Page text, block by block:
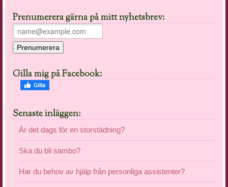
Prenumerera gärna på mitt nyhetsbrev:
Gilla mig på Facebook:
Senaste inläggen:
Är det dags för en storstädning?
Ska du bli sambo?
Har du behov av hjälp från personliga assistenter?